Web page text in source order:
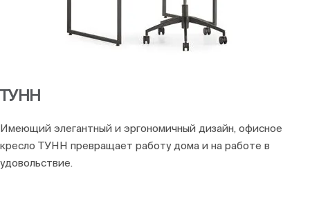
ТУНН
Имеющий элегантный и эргономичный дизайн, офисное
кресло ТУНН превращает работу дома и на работе в
удовольствие.